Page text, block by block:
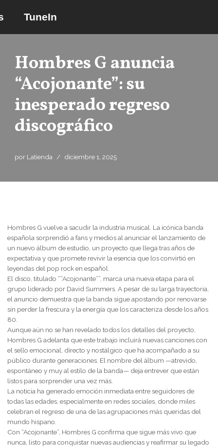
TuneIn
Hombres G anuncia
“Acojonante”: su
inesperado regreso
discográfico
por Latienda diciembre 1, 2025
Hombres G vuelve a sacudir la industria musical. La icónica banda
española sorprendió a fans y medios al anunciar el lanzamiento de
un nuevo álbum de estudio, un proyecto que llega tras años de
expectativa y que promete revivir la esencia que los convirtió en
leyendas del pop rock en español.
El disco, titulado “”Acojonante””, marca una nueva etapa para el
grupo liderado por David Summers. A pesar de su larga trayectoria,
el anuncio demuestra que la banda sigue apostando por renovarse
sin perder la frescura y la energía que los caracteriza desde los años
80.
Aunque aún no se han revelado todos los detalles del proyecto,
Hombres G adelanta que este trabajo incluirá nuevas canciones con
el sello emocional, directo y nostálgico que ha acompañado a su
público durante generaciones. El nombre del álbum —atrevido,
espontáneo y muy al estilo de la banda— deja entrever que están
listos para sorprender una vez más.
La noticia ha generado emoción inmediata entre seguidores de
todas las edades, especialmente en redes sociales, donde miles
celebran el regreso de una de las agrupaciones más queridas del
mundo hispano.
Con “Acojonante”, Hombres G confirma que sigue más vivo que
nunca, listo para conquistar nuevas audiencias y reafirmar su legado